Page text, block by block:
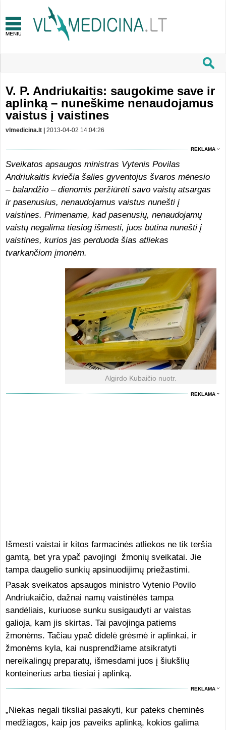
V. P. Andriukaitis: saugokime save ir
aplinką – nuneškime nenaudojamus
vaistus į vaistines
vlmedicina.lt | 2013-04-02 14:04:26
REKLAMA
Sveikatos apsaugos ministras Vytenis Povilas
Andriukaitis kviečia šalies gyventojus švaros mėnesio
– balandžio – dienomis peržiūrėti savo vaistų atsargas
ir pasenusius, nenaudojamus vaistus nunešti į
vaistines. Primename, kad pasenusių, nenaudojamų
vaistų negalima tiesiog išmesti, juos būtina nunešti į
vaistines, kurios jas perduoda šias atliekas
tvarkančiom įmonėm.
Algirdo Kubaičio nuotr.
REKLAMA
Išmesti vaistai ir kitos farmacinės atliekos ne tik teršia
gamtą, bet yra ypač pavojingi žmonių sveikatai. Jie
tampa daugelio sunkių apsinuodijimų priežastimi.
Pasak sveikatos apsaugos ministro Vytenio Povilo
Andriukaičio, dažnai namų vaistinėlės tampa
sandėliais, kuriuose sunku susigaudyti ar vaistas
galioja, kam jis skirtas. Tai pavojinga patiems
žmonėms. Tačiau ypač didelė grėsmė ir aplinkai, ir
žmonėms kyla, kai nusprendžiame atsikratyti
nereikalingų preparatų, išmesdami juos į šiukšlių
konteinerius arba tiesiai į aplinką.
REKLAMA
„Niekas negali tiksliai pasakyti, kur pateks cheminės
medžiagos, kaip jos paveiks aplinką, kokios galima